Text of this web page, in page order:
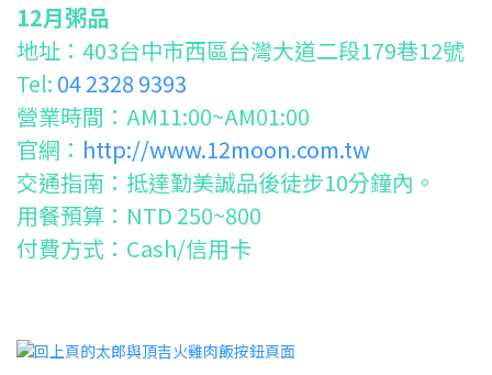
12月粥品
地址：403台中市西區台灣大道二段179巷12號
Tel: 04 2328 9393
營業時間：AM11:00~AM01:00
官網： http://www.12moon.com.tw
交通指南：抵達勤美誠品後徒步10分鐘內。
用餐預算：NTD 250~800
付費方式：Cash/信用卡